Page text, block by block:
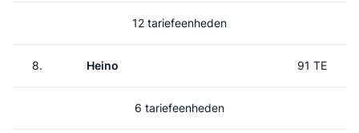
12 tariefeenheden
8. Heino 91 TE
6 tariefeenheden